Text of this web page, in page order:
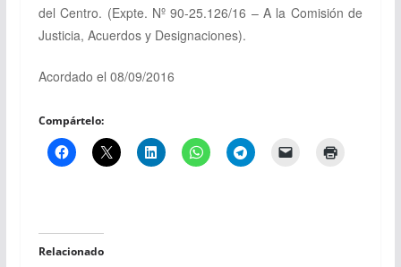
del Centro. (Expte. Nº 90-25.126/16 –A la Comisión de
Justicia, Acuerdos y Designaciones).
Acordado el 08/09/2016
Compártelo:
Relacionado